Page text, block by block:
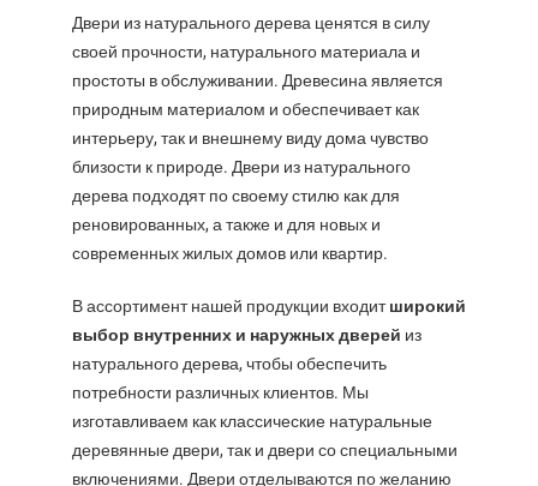
Двери из натурального дерева ценятся в силу
своей прочности, натурального материала и
простоты в обслуживании. Древесина является
природным материалом и обеспечивает как
интерьеру, так и внешнему виду дома чувство
близости к природе. Двери из натурального
дерева подходят по своему стилю как для
реновированных, а также и для новых и
современных жилых домов или квартир.
В ассортимент нашей продукции входитширокий
выбор внутренних и наружных дверей из
натурального дерева, чтобы обеспечить
потребности различных клиентов. Мы
изготавливаем как классические натуральные
деревянные двери, так и двери со специальными
включениями. Двери отделываются по желанию